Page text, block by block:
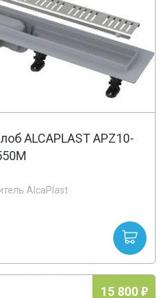
ALCAPLAST APZ10-
AlcaPlast
15 800